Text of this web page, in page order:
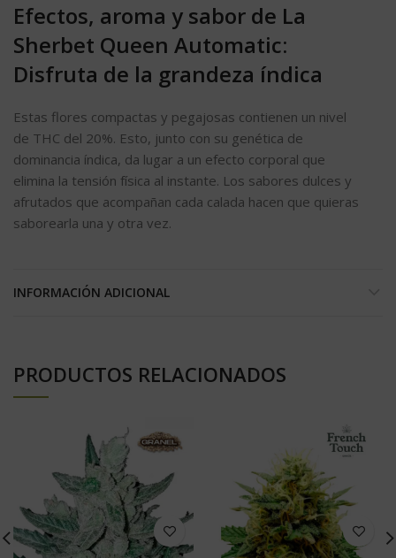
Efectos, aroma y sabor de La
Sherbet Queen Automatic:
Disfruta de la grandeza índica
Estas flores compactas y pegajosas contienen un nivel
de THC del 20%. Esto, junto con su genética de
dominancia índica, da lugar a un efecto corporal que
elimina la tensión física al instante. Los sabores dulces y
afrutados que acompañan cada calada hacen que quieras
saborearla una y otra vez.
INFORMACIÓN ADICIONAL
PRODUCTOS RELACIONADOS